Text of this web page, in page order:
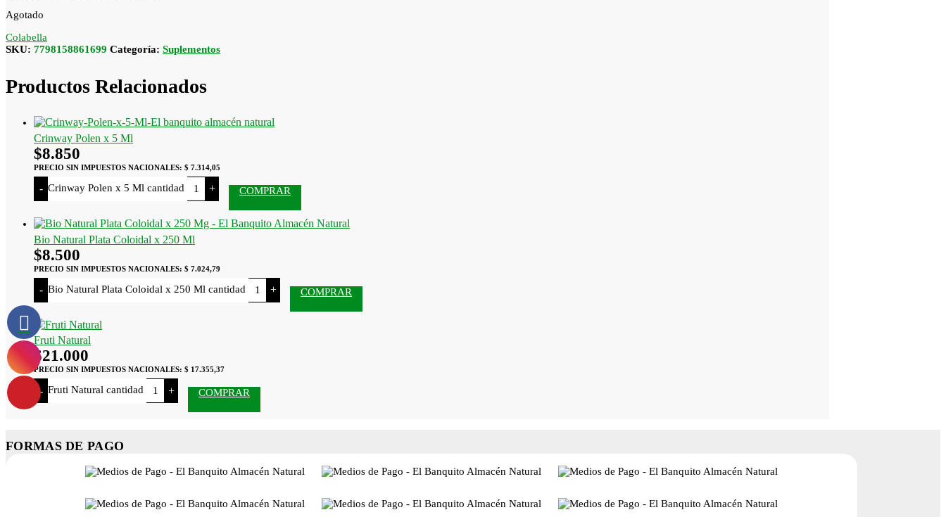
Agotado
Colabella
SKU: 7798158861699 Categoría: Suplementos
Productos Relacionados
Crinway Polen x 5 Ml
$8.850
PRECIO SIN IMPUESTOS NACIONALES: $ 7.314,05
- Crinway Polen x 5 Ml cantidad + COMPRAR
Bio Natural Plata Coloidal x 250 Ml
$8.500
PRECIO SIN IMPUESTOS NACIONALES: $ 7.024,79
- Bio Natural Plata Coloidal x 250 Ml cantidad + COMPRAR
Fruti Natural
$21.000
PRECIO SIN IMPUESTOS NACIONALES: $ 17.355,37
- Fruti Natural cantidad + COMPRAR
FORMAS DE PAGO